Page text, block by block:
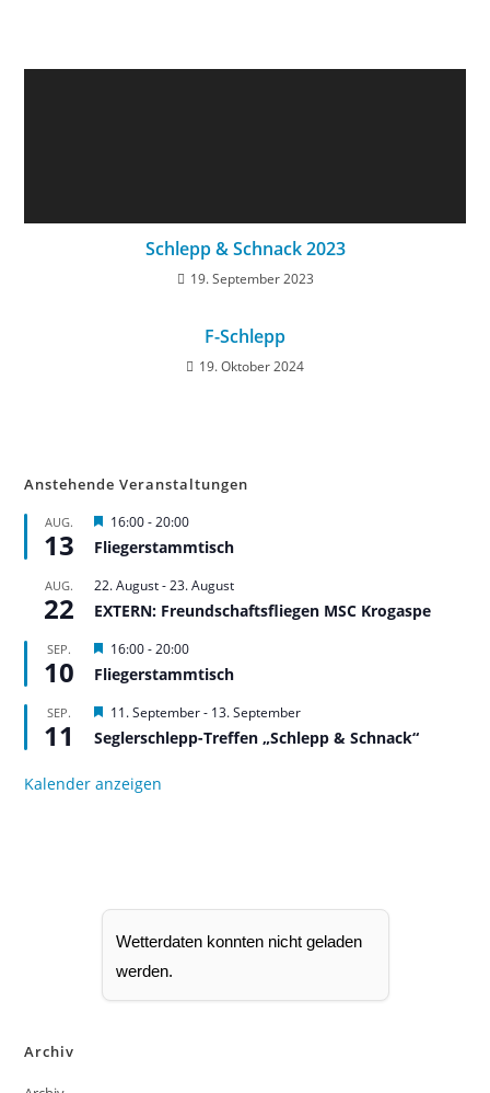
Schlepp & Schnack 2023
19. September 2023
F-Schlepp
19. Oktober 2024
Anstehende Veranstaltungen
AUG.
13
H
e
r
o
r
e
o
e
n
16:00-20:00
Fliegerstammtisch
AUG.
22
22. August-23. August
EXTERN: Freundschaftsfliegen MSC Krogaspe
SEP.
10
H
e
r
o
r
g
h
16:00-20:00
Fliegerstammtisch
SEP.
11
H
r
o
11. September- 13. September
Seglerschlepp-Treffen „Schlepp & Schnack“
Kalender anzeigen
Wetterdaten konnten nicht geladen
werden.
Archiv